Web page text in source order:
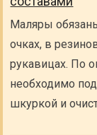
Маляры
очках, в
рукавицах. По
необходимо
шкуркой и